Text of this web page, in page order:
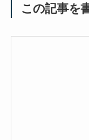
この記事を